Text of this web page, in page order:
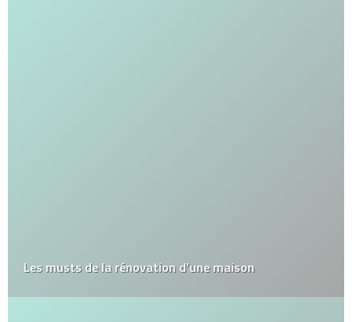
Les musts de la rénovation d’une maison